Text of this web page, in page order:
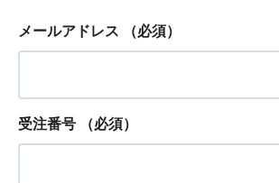
メールアドレス （必須）
受注番号 （必須）